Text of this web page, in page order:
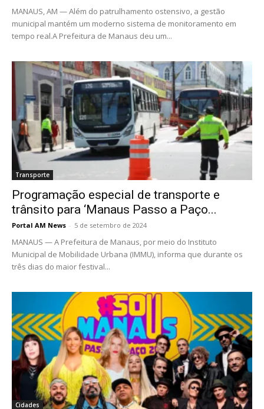
MANAUS, AM — Além do patrulhamento ostensivo, a gestão
municipal mantém um moderno sistema de monitoramento em
tempo real.A Prefeitura de Manaus deu um...
Transporte
Programação especial de transporte e
trânsito para ‘Manaus Passo a Paço...
Portal AM News - 5 de setembro de 2024
MANAUS — A Prefeitura de Manaus, por meio do Instituto
Municipal de Mobilidade Urbana (IMMU), informa que durante os
três dias do maior festival...
Cidades